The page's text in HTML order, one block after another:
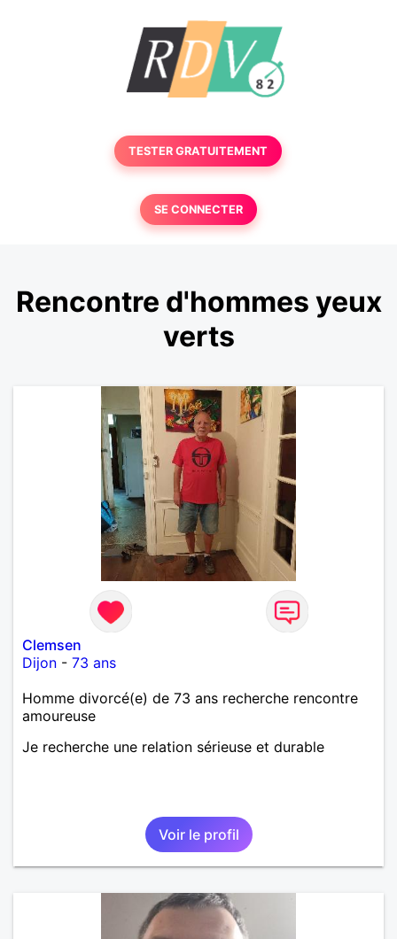
TESTER GRATUITEMENT
SE CONNECTER
Rencontre d'hommes yeux
verts
Clemsen
Dijon - 73 ans
Homme divorcé(e) de 73 ans recherche rencontre
amoureuse
Je recherche une relation sérieuse et durable
Voir le profil